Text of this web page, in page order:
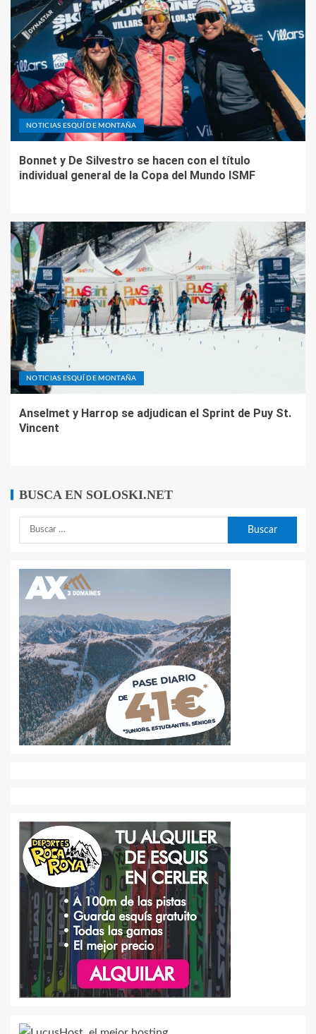
NOTICIAS ESQUÍ DE MONTAÑA
Bonnet y De Silvestro se hacen con el título
individual general de la Copa del Mundo ISMF
NOTICIAS ESQUÍ DE MONTAÑA
Anselmet y Harrop se adjudican el Sprint de Puy St.
Vincent
BUSCA EN SOLOSKI.NET